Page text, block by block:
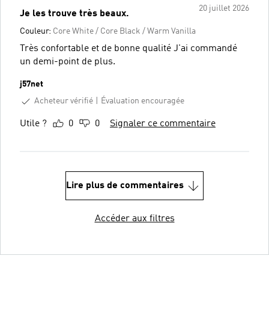
20 juillet 2026
Je les trouve très beaux.
Couleur: Core White / Core Black / Warm Vanilla
Très confortable et de bonne qualité J'ai commandé
un demi-point de plus.
j57net
Acheteur vérifié
Évaluation encouragée
Utile ? 0 0 Signaler ce commentaire
Lire plus de commentaires
Accéder aux filtres